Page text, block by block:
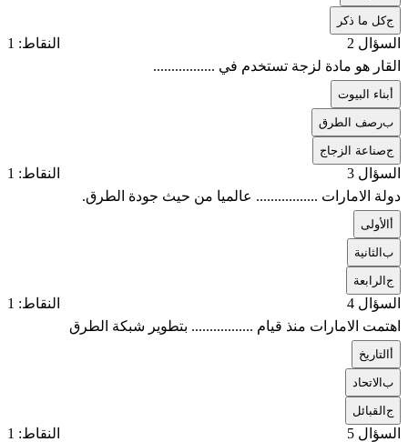
جكل ما ذكر
السؤال 2
النقاط: 1
القار هو مادة لزجة تستخدم في .................
بناء البيوت
برصف الطرق
جصناعة الزجاج
السؤال 3
النقاط: 1
دولة الامارات ................. عالميا من حيث جودة الطرق.
الأولى
بالثانية
جالرابعة
السؤال 4
النقاط: 1
اهتمت الامارات منذ قيام ................. بتطوير شبكة الطرق
التاريخ
بالاتحاد
جالقبائل
السؤال 5 النقاط: 1